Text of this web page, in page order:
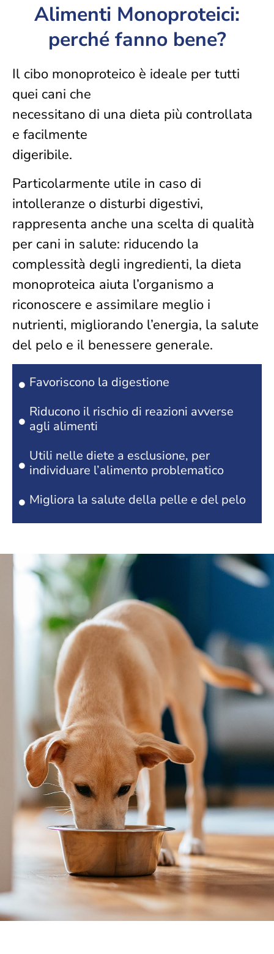
Alimenti Monoproteici:
perché fanno bene?
Il cibo monoproteico è ideale per tutti
quei cani che
necessitano di una dieta più controllata
e facilmente
digeribile.
Particolarmente utile in caso di
intolleranze o disturbi digestivi,
rappresenta anche una scelta di qualità
per cani in salute: riducendo la
complessità degli ingredienti, la dieta
monoproteica aiuta l’organismo a
riconoscere e assimilare meglio i
nutrienti, migliorando l’energia, la salute
del pelo e il benessere generale.
Favoriscono la digestione
Riducono il rischio di reazioni avverse
agli alimenti
Utili nelle diete a esclusione, per
individuare l’alimento problematico
Migliora la salute della pelle e del pelo